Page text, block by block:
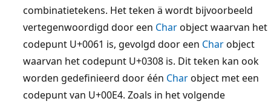
combinatietekens. Het teken ä wordt bijvoorbeeld
vertegenwoordigd door een Charobject waarvan het
codepunt U+0061 is, gevolgd door een Charobject
waarvan het codepunt U+0308 is. Dit teken kan ook
worden gedefinieerd door één Charobject met een
codepunt van U+00E4. Zoals in het volgende